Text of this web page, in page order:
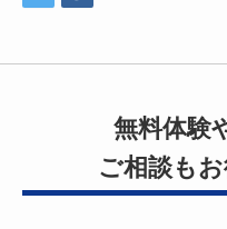
無料体験
ご相談も